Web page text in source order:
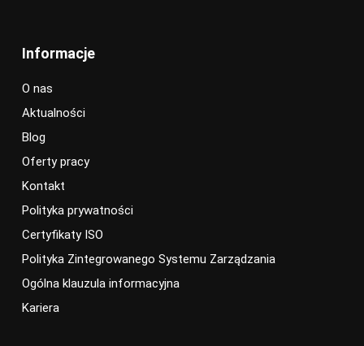
Informacje
O nas
Aktualności
Blog
Oferty pracy
Kontakt
Polityka prywatności
Certyfikaty ISO
Polityka Zintegrowanego Systemu Zarządzania
Ogólna klauzula informacyjna
Kariera